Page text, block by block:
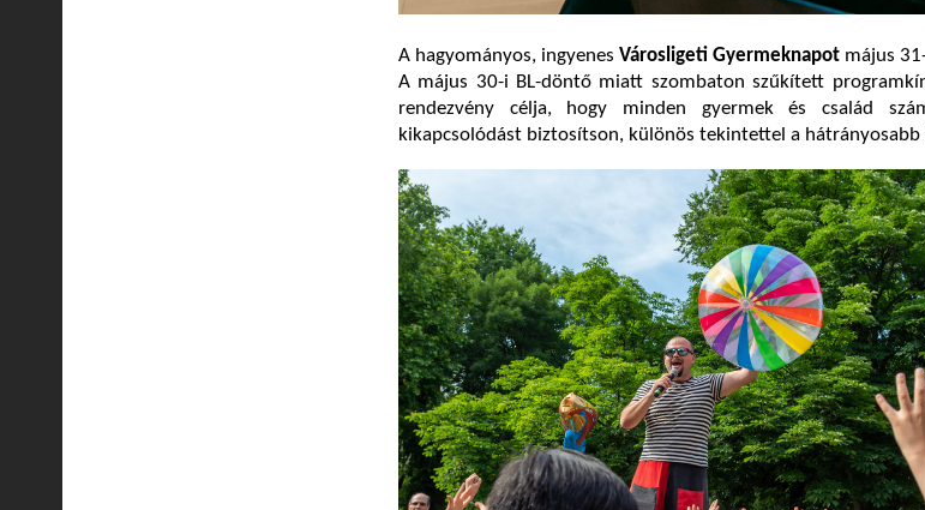
A hagyományos, ingyenes Városligeti Gyermeknapot május
A május 30-i BL-döntő miatt szombaton szűkített
rendezvény célja, hogy minden gyermek és család
kikapcsolódást biztosítson, különös tekintettel a hátrányosabb